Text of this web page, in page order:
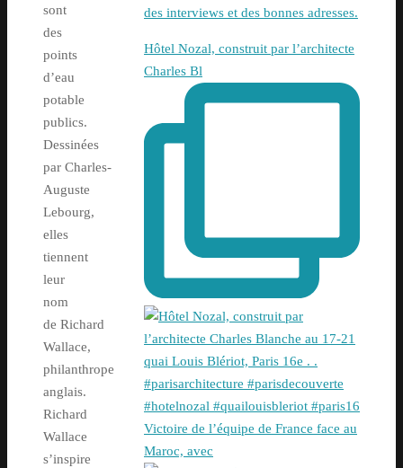
sont
des
points
d’eau
potable
publics.
Dessinées
par Charles-
Auguste
Lebourg,
elles
tiennent
leur
nom
de Richard
Wallace,
philanthrope
anglais.
Richard
Wallace
s’inspire
des interviews et des bonnes adresses.
Hôtel Nozal, construit par l’architecte
Charles Bl
Victoire de l’équipe de France face au
Maroc, avec